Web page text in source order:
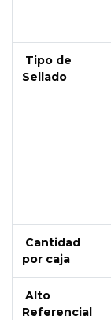
Tipo de
Sellado
Cantidad
por caja
Alto
Referencial